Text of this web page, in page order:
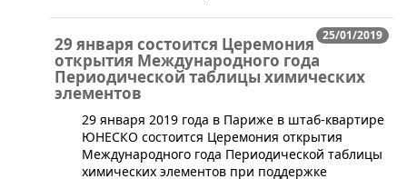
25/01/2019
29 января состоится Церемония
открытия Международного года
Периодической таблицы химических
элементов
29 января 2019 года в Париже в штаб-квартире
ЮНЕСКО состоится Церемония открытия
Международного года Периодической таблицы
химических элементов при поддержке